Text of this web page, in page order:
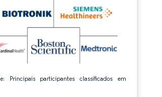
Principais participantes classificados em